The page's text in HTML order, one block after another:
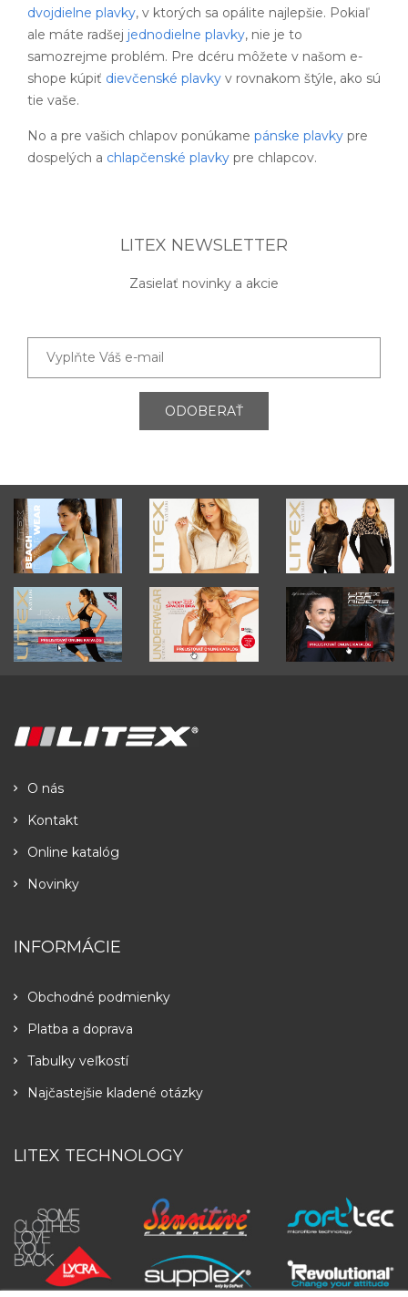
dvojdielne plavky, v ktorých sa opálite najlepšie. Pokiaľ
ale máte radšej jednodielne plavky, nie je to
samozrejme problém. Pre dcéru môžete v našom e-
shope kúpiť dievčenské plavky v rovnakom štýle, ako sú
tie vaše.
No a pre vašich chlapov ponúkame pánske plavky pre
dospelých a chlapčenské plavky pre chlapcov.
LITEX NEWSLETTER
Zasielať novinky a akcie
ODOBERAŤ
O nás
Kontakt
Online katalóg
Novinky
INFORMÁCIE
Obchodné podmienky
Platba a doprava
Tabulky veľkostí
Najčastejšie kladené otázky
LITEX TECHNOLOGY